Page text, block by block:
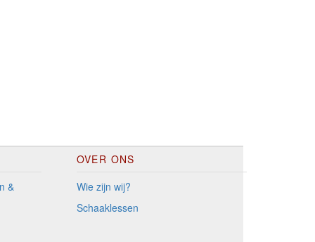
&
OVER ONS
Wie zijn wij?
Schaaklessen